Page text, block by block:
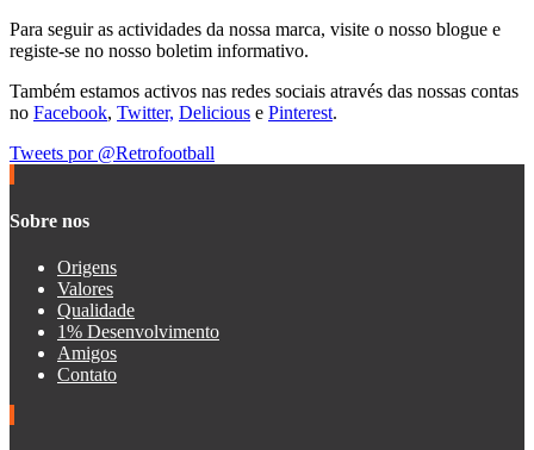
Para seguir as actividades da nossa marca, visite o nosso blogue e
registe-se no nosso boletim informativo.
Também estamos activos nas redes sociais através das nossas contas
no Facebook, Twitter, Delicious e Pinterest.
Tweets por @Retrofootball
Sobre nos
Origens
Valores
Qualidade
1% Desenvolvimento
Amigos
Contato